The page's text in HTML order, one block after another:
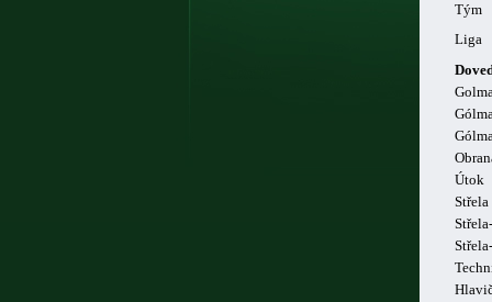
Tým
Liga
Útok
Střela